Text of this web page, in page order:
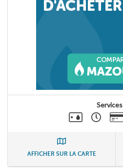
Services
AFFICHER SUR LA CARTE